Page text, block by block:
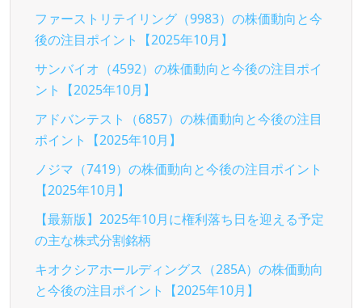
ファーストリテイリング（9983）の株価動向と今
後の注目ポイント【2025年10月】
サンバイオ（4592）の株価動向と今後の注目ポイ
ント【2025年10月】
アドバンテスト（6857）の株価動向と今後の注目
ポイント【2025年10月】
ノジマ（7419）の株価動向と今後の注目ポイント
【2025年10月】
【最新版】2025年10月に権利落ち日を迎える予定
の主な株式分割銘柄
キオクシアホールディングス（285A）の株価動向
と今後の注目ポイント【2025年10月】